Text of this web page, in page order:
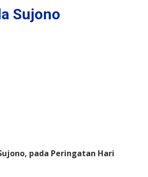
Sujono
pada Peringatan Hari